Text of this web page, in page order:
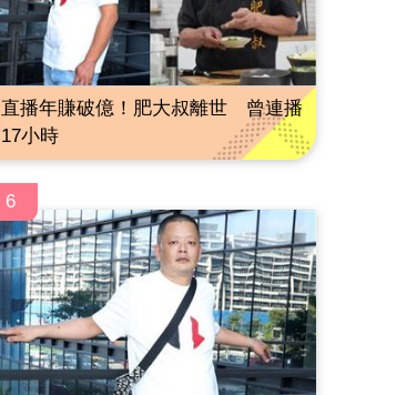
直播年賺破億！肥大叔離世 曾連播
17小時
6